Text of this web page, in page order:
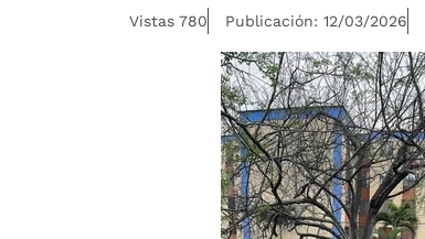
Vistas 780 Publicación: 12/03/2026